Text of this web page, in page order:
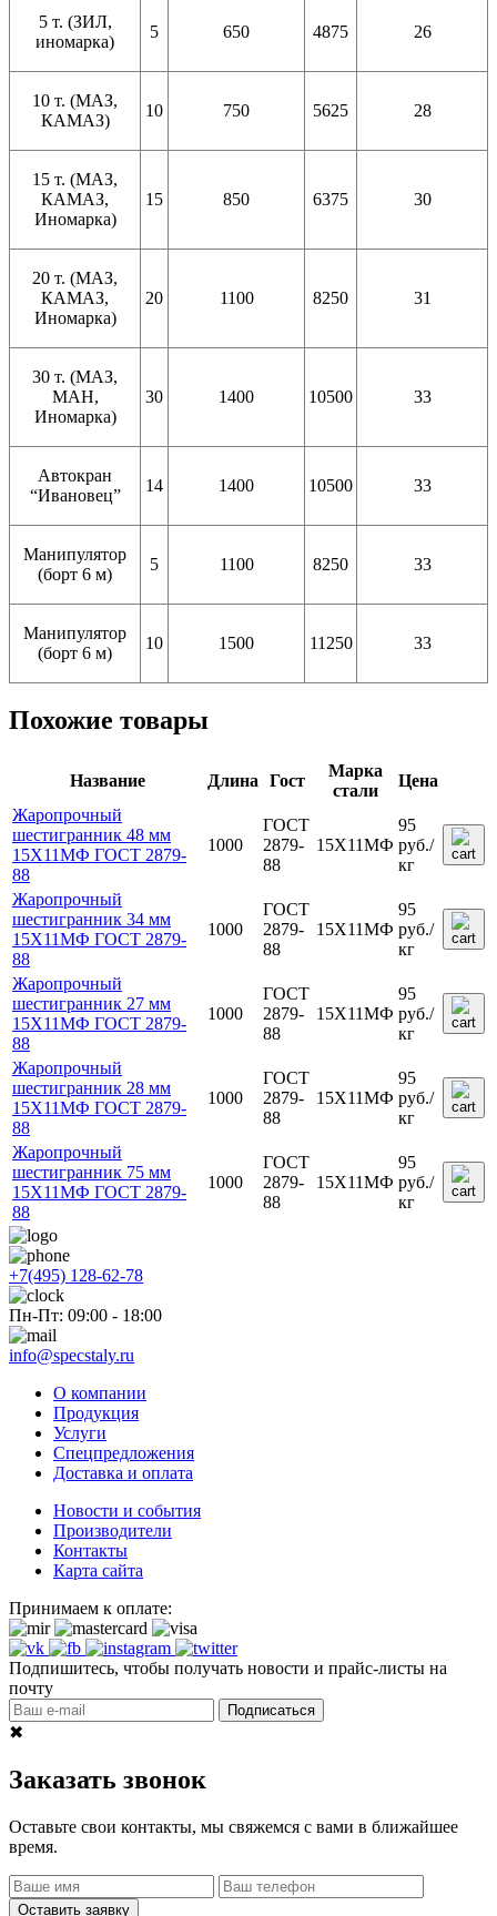
5 т. (ЗИЛ,
иномарка)
5 650 4875 26
10 т. (МАЗ,
КАМАЗ)
10 750 5625 28
15 т. (МАЗ,
КАМАЗ,
Иномарка)
15 850 6375 30
20 т. (МАЗ,
КАМАЗ,
Иномарка)
20 1100 8250 31
30 т. (МАЗ,
МАН,
Иномарка)
30 1400 10500 33
Автокран
“Ивановец”
14 1400 10500 33
Манипулятор
(борт 6 м)
5 1100 8250 33
Манипулятор
(борт 6 м)
10 1500 11250 33
Похожие товары
Название Длина Гост
Марка
стали
Цена
Жаропрочный
шестигранник 48 мм
15Х11МФ ГОСТ 2879-
88
1000
ГОСТ
2879-
88
15Х11МФ
95
руб./
кг
Жаропрочный
шестигранник 34 мм
15Х11МФ ГОСТ 2879-
88
1000
ГОСТ
2879-
88
15Х11МФ
95
руб./
кг
Жаропрочный
шестигранник 27 мм
15Х11МФ ГОСТ 2879-
88
1000
ГОСТ
2879-
88
15Х11МФ
95
руб./
кг
Жаропрочный
шестигранник 28 мм
15Х11МФ ГОСТ 2879-
88
1000
ГОСТ
2879-
88
15Х11МФ
95
руб./
кг
Жаропрочный
шестигранник 75 мм
15Х11МФ ГОСТ 2879-
88
1000
ГОСТ
2879-
88
15Х11МФ
95
руб./
кг
+7(495) 128-62-78
Пн-Пт: 09:00 - 18:00
info@specstaly.ru
О компании
Продукция
Услуги
Спецпредложения
Доставка и оплата
Новости и события
Производители
Контакты
Карта сайта
Принимаем к оплате:
Подпишитесь, чтобы получать новости и прайс-листы на
почту
Подписаться
✖
Заказать звонок
Оставьте свои контакты, мы свяжемся с вами в ближайшее
время.
Оставить заявку